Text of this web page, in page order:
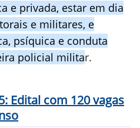
e privada, estar em dia
e militares, e
psíquica e conduta
policial militar.
Edital com 120 vagas